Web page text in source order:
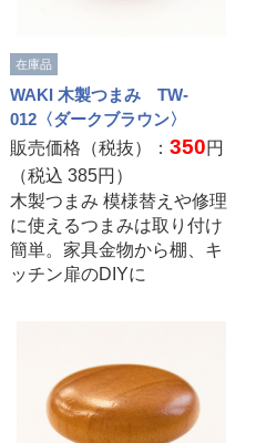
在庫品
WAKI 木製つまみ TW-
012〈ダークブラウン〉
販売価格（税抜）： 350円
（税込 385円）
木製つまみ 模様替えや修理
に使えるつまみは取り付け
簡単。家具金物から棚、キ
ッチン扉のDIYに